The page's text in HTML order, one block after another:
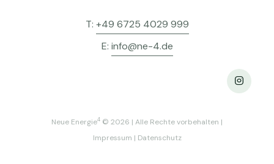
T: +49 6725 4029 999
E: info@ne-4.de
Neue Energie4 © 2026 | Alle Rechte vorbehalten |
Impressum | Datenschutz